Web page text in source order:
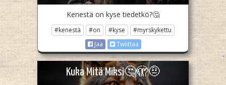
Kenestä on kyse tiedetkö?🤔
#kenestä #on #kyse
#myrskykettu
Jaa
Twiittaa
Kuka Mitä Miksi🤔🫣🤨